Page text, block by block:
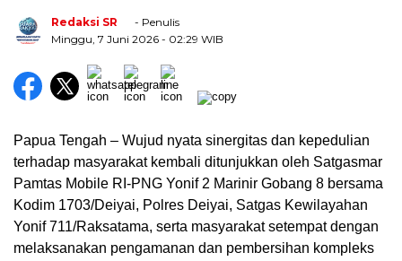
Redaksi SR
- Penulis
Minggu, 7 Juni 2026 - 02:29 WIB
Papua Tengah – Wujud nyata sinergitas dan kepedulian
terhadap masyarakat kembali ditunjukkan oleh Satgasmar
Pamtas Mobile RI-PNG Yonif 2 Marinir Gobang 8 bersama
Kodim 1703/Deiyai, Polres Deiyai, Satgas Kewilayahan
Yonif 711/Raksatama, serta masyarakat setempat dengan
melaksanakan pengamanan dan pembersihan kompleks